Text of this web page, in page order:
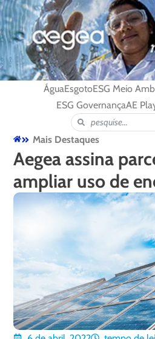
ÁguaEsgotoESG Meio
ESG GovernançaAE
Mais Destaques
Aegea assina
ampliar uso de